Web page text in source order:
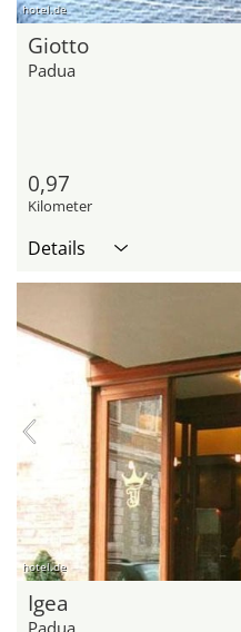
hotel.de
Giotto
Padua
0,97
Kilometer
Details
hotel.de
Igea
Padua